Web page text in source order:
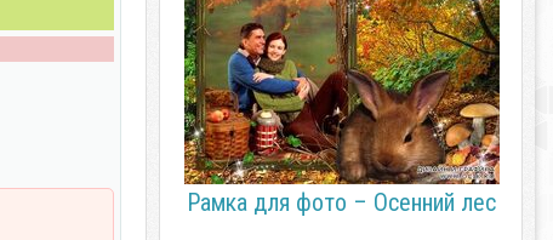
Рамка для фото – Осенний лес